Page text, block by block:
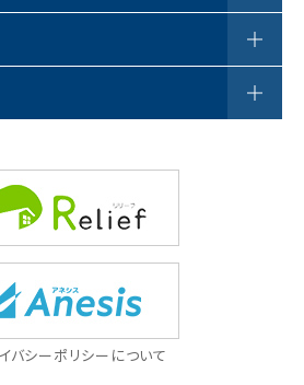
いて
バシーポリシーについて